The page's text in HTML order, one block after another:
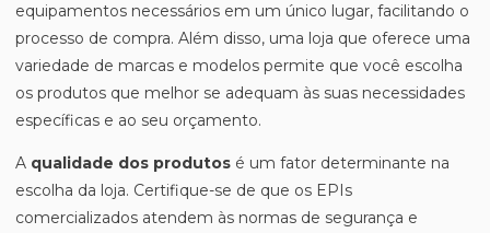
equipamentos necessários em um único lugar, facilitando o
processo de compra. Além disso, uma loja que oferece uma
variedade de marcas e modelos permite que você escolha
os produtos que melhor se adequam às suas necessidades
específicas e ao seu orçamento.
A qualidade dos produtos é um fator determinante na
escolha da loja. Certifique-se de que os EPIs
comercializados atendem às normas de segurança e